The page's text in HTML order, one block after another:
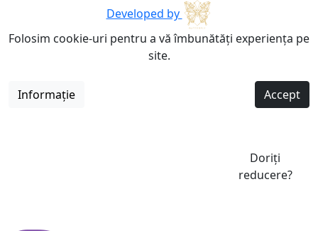
Developed by
Folosim cookie-uri pentru a vă îmbunătăți experiența pe
site.
Informație Accept
Doriți
reducere?